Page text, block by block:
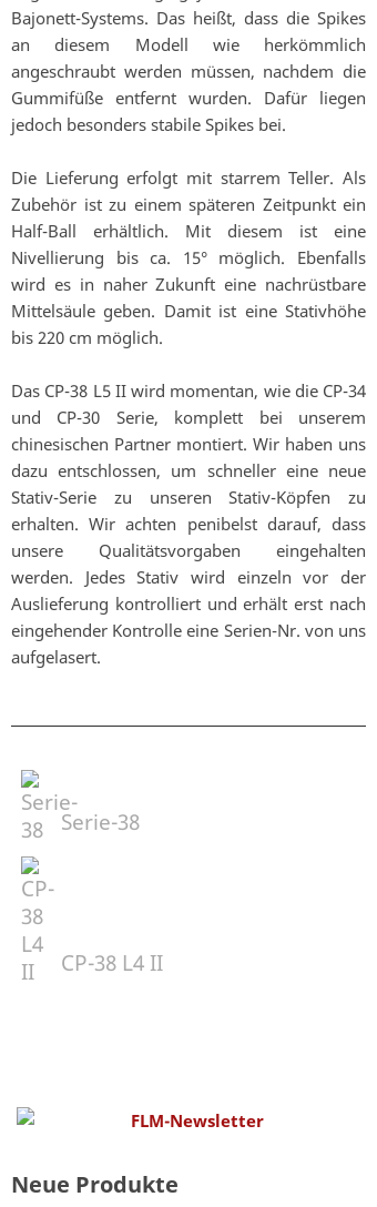
Bajonett-Systems. Das heißt, dass die Spikes
an diesem Modell wie herkömmlich
angeschraubt werden müssen, nachdem die
Gummifüße entfernt wurden. Dafür liegen
jedoch besonders stabile Spikes bei.
Die Lieferung erfolgt mit starrem Teller. Als
Zubehör ist zu einem späteren Zeitpunkt ein
Half-Ball erhältlich. Mit diesem ist eine
Nivellierung bis ca. 15° möglich. Ebenfalls
wird es in naher Zukunft eine nachrüstbare
Mittelsäule geben. Damit ist eine Stativhöhe
bis 220 cm möglich.
Das CP-38 L5 II wird momentan, wie die CP-34
und CP-30 Serie, komplett bei unserem
chinesischen Partner montiert. Wir haben uns
dazu entschlossen, um schneller eine neue
Stativ-Serie zu unseren Stativ-Köpfen zu
erhalten. Wir achten penibelst darauf, dass
unsere Qualitätsvorgaben eingehalten
werden. Jedes Stativ wird einzeln vor der
Auslieferung kontrolliert und erhält erst nach
eingehender Kontrolle eine Serien-Nr. von uns
aufgelasert.
Serie-38
CP-38 L4 II
Neue Produkte